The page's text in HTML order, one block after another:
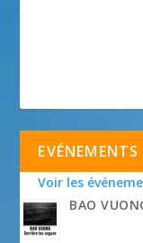
EVÉNEMENTS
Voir les
BAO